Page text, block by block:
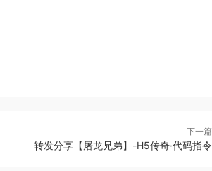
下一篇
转发分享【屠龙兄弟】-H5传奇·代码指令